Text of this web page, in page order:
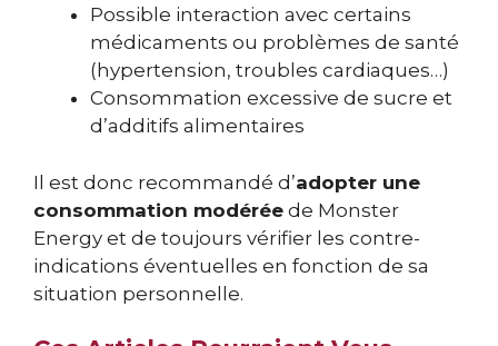
Possible interaction avec certains
médicaments ou problèmes de santé
(hypertension, troubles cardiaques…)
Consommation excessive de sucre et
d’additifs alimentaires
Il est donc recommandé d’adopter une
consommation modérée de Monster
Energy et de toujours vérifier les contre-
indications éventuelles en fonction de sa
situation personnelle.